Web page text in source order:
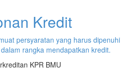
Kredit
persyaratan yang harus dipenuhi
rangka mendapatkan kredit.
KPR BMU